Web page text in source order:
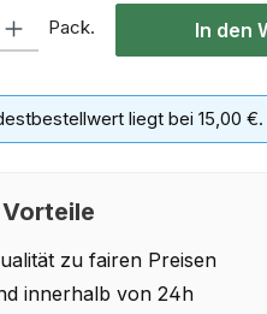
Pack. In den
liegt bei 15,00 €.
zu fairen Preisen
innerhalb von 24h